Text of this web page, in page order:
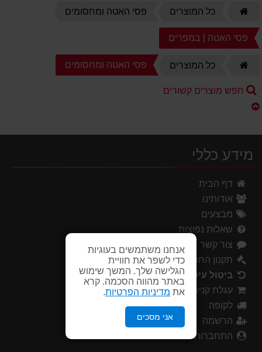
אנחנו משתמשים בעוגיות
כדי לשפר את חוויית
הגלישה שלך. המשך שימוש
באתר מהווה הסכמה. קרא
את מדיניות הפרטיות
אני מסכים
כל המוצרים פסי האטה ומחסומים
פסי האטה | במפרים
כל המוצרים פסי האטה ומחסומים
חפש מוצרים קשורים
מידע כללי
דף הבית
אודותינו
מבצעים
שאלות נפוצות
צור קשר
תקנון החנות
ביטול עיסקה
עגלת קניות
לקופה
הרשמה
התחברות